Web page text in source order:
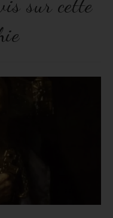
sur cette